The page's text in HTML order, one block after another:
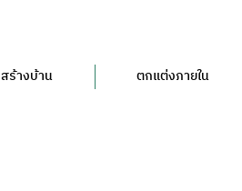
สร้างบ้าน ตกแต่งภายใน